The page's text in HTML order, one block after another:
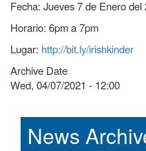
Fecha: Jueves 7 de Enero del
Horario: 6pm a 7pm
Lugar: http://bit.ly/irishkinder
Archive Date
Wed, 04/07/2021 - 12:00
News